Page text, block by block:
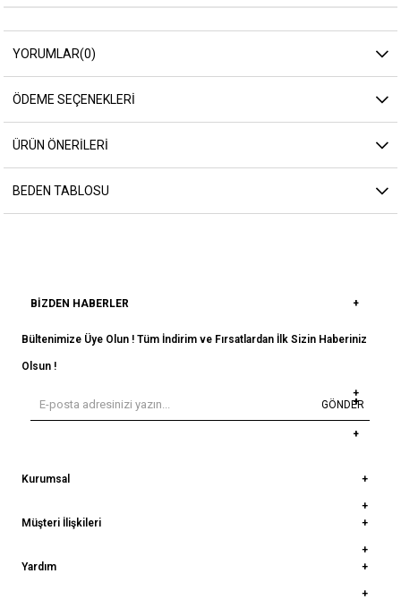
YORUMLAR(0)
ÖDEME SEÇENEKLERI
ÜRÜN ÖNERILERI
BEDEN TABLOSU
BIZDEN HABERLER
Bültenimize Üye Olun ! Tüm İndirim ve Fırsatlardan İlk Sizin Haberiniz
Olsun !
GÖNDER
Kurumsal
Müşteri İlişkileri
Yardım